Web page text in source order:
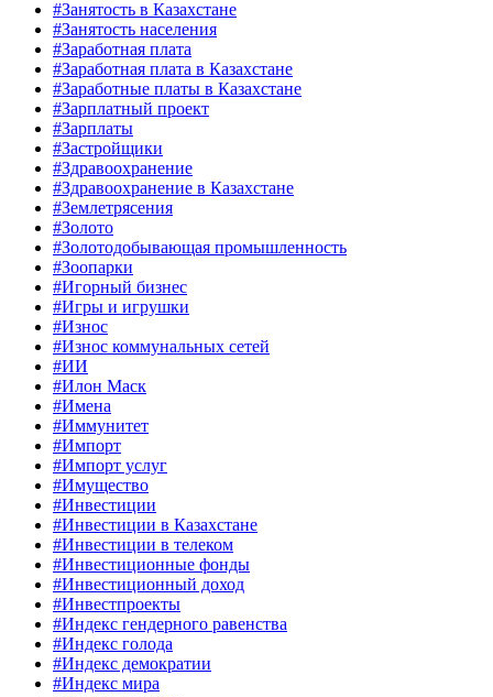
#Занятость в Казахстане
#Занятость населения
#Заработная плата
#Заработная плата в Казахстане
#Заработные платы в Казахстане
#Зарплатный проект
#Зарплаты
#Застройщики
#Здравоохранение
#Здравоохранение в Казахстане
#Землетрясения
#Золото
#Золотодобывающая промышленность
#Зоопарки
#Игорный бизнес
#Игры и игрушки
#Износ
#Износ коммунальных сетей
#ИИ
#Илон Маск
#Имена
#Иммунитет
#Импорт
#Импорт услуг
#Имущество
#Инвестиции
#Инвестиции в Казахстане
#Инвестиции в телеком
#Инвестиционные фонды
#Инвестиционный доход
#Инвестпроекты
#Индекс гендерного равенства
#Индекс голода
#Индекс демократии
#Индекс мира